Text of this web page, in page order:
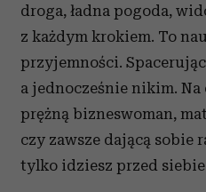
droga, ładna pogoda,
z każdym krokiem. To
przyjemności.
a jednocześnie nikim.
prężną bizneswoman,
czy zawsze dającą sobie
tylko idziesz przed